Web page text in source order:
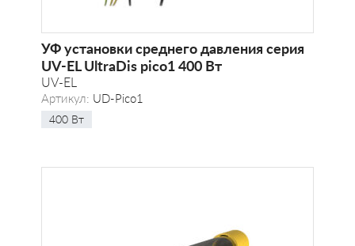
УФ установки среднего давления серия
UV-EL UltraDis pico1 400 Вт
UV-EL
Артикул: UD-Pico1
400 Вт